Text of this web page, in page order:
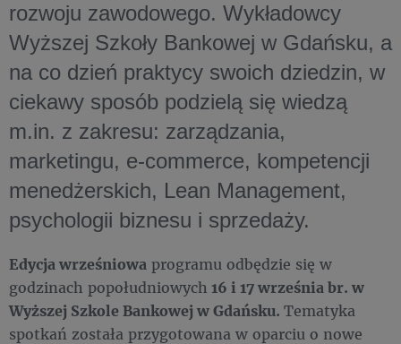
rozwoju zawodowego. Wykładowcy
Wyższej Szkoły Bankowej w Gdańsku, a
na co dzień praktycy swoich dziedzin, w
ciekawy sposób podzielą się wiedzą
m.in. z zakresu: zarządzania,
marketingu, e-commerce, kompetencji
menedżerskich, Lean Management,
psychologii biznesu i sprzedaży.
Edycja wrześniowa programu odbędzie się w
godzinach popołudniowych 16 i 17 września br. w
Wyższej Szkole Bankowej w Gdańsku. Tematyka
spotkań została przygotowana w oparciu o nowe